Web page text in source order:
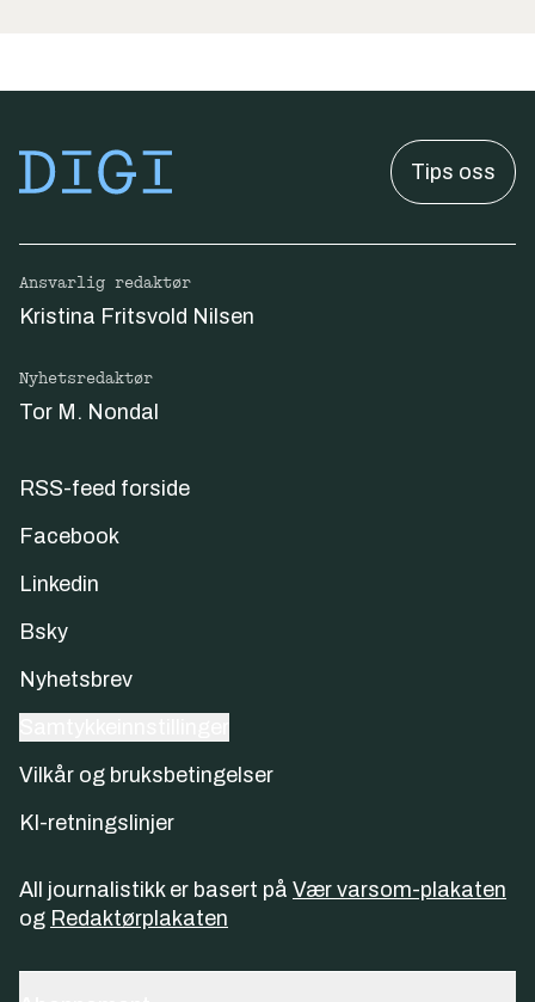
Tips oss
Ansvarlig redaktør
Kristina Fritsvold Nilsen
Nyhetsredaktør
Tor M. Nondal
RSS-feed forside
Facebook
Linkedin
Bsky
Nyhetsbrev
Vilkår og bruksbetingelser
KI-retningslinjer
All journalistikk er basert på Vær varsom-plakaten
og Redaktørplakaten